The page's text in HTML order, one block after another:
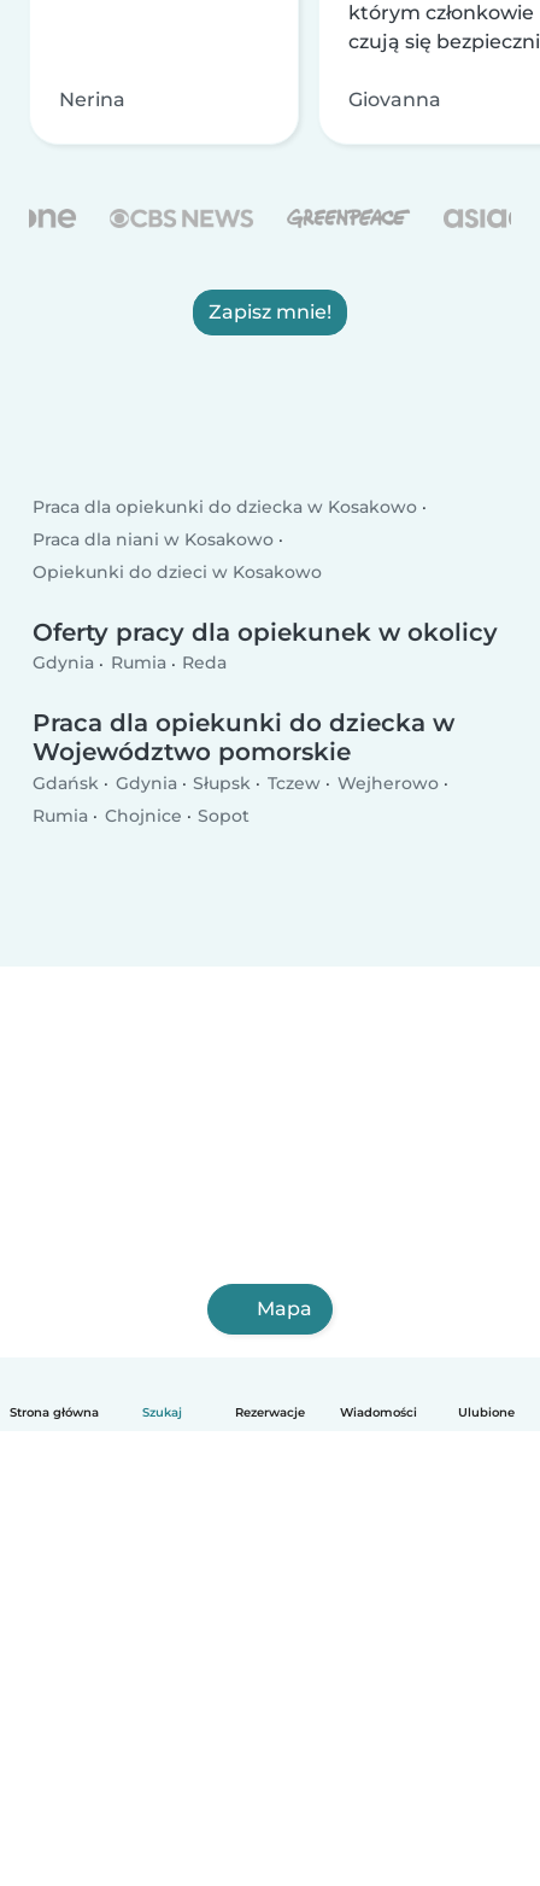
Strona główna Szukaj Rezerwacje Wiadomości Ulubione
Nerina
którym członkowie
czują się
Giovanna
Zapisz mnie!
Praca dla opiekunki do dziecka w Kosakowo
Praca dla niani w Kosakowo
Opiekunki do dzieci w Kosakowo
Oferty pracy dla opiekunek w okolicy
Gdynia Rumia Reda
Praca dla opiekunki do dziecka w
Województwo pomorskie
Gdańsk Gdynia Słupsk Tczew
Wejherowo
Rumia
Chojnice Sopot
Mapa